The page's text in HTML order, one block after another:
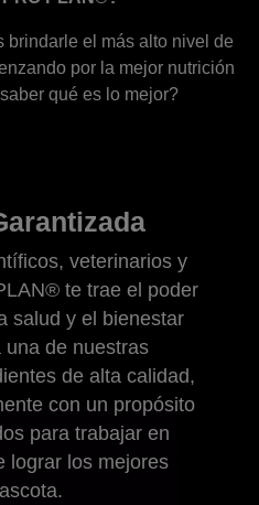
brindarle el más alto nivel de
por la mejor nutrición
qué es lo mejor?
veterinarios y
te trae el poder
salud y el bienestar
de nuestras
de alta calidad,
con un propósito
para trabajar en
lograr los mejores